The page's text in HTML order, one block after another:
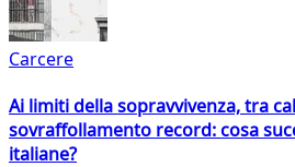
Carcere
Ai limiti della sopravvivenza, tra
sovraffollamento record: cosa
italiane?